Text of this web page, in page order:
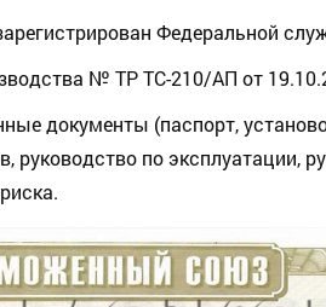
Федеральной
№ ТР ТС-210/АП от
документы (паспорт,
руководство по эксплуатации,